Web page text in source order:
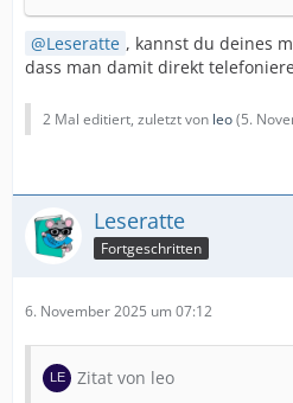
Leseratte , kannst du deines
dass man damit direkt
2 Mal editiert, zuletzt von leo(5.
Leseratte
Fortgeschritten
6. November 2025 um 07:12
Zitat von leo